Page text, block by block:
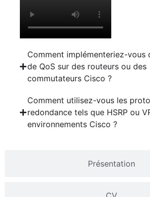
Présentation
Comment implémenteriez-vous
de QoS sur des routeurs ou des
commutateurs Cisco ?
Comment utilisez-vous les
redondance tels que HSRP ou
environnements Cisco ?